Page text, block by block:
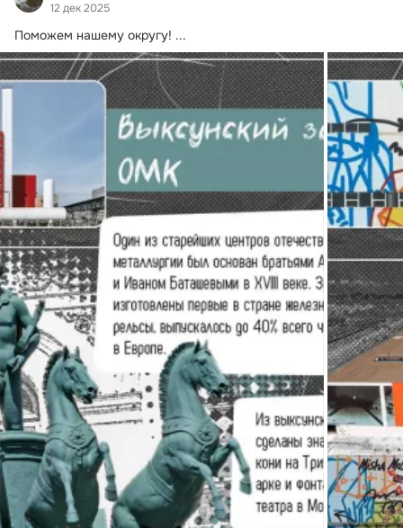
12 дек 2025
Поможем нашему округу! ...